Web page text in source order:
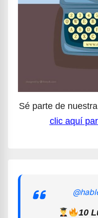
Sé parte de
clic aquí
10